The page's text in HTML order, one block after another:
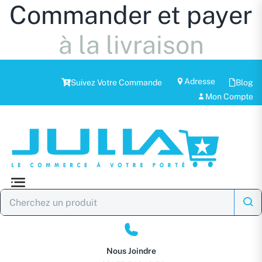
Commander et payer
à la livraison
Suivez Votre Commande
Adresse
Blog
Mon Compte
Nous Joindre